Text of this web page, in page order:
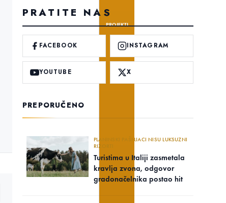
PROJEKTI
PRATITE NAS
FACEBOOK INSTAGRAM
YOUTUBE X
PREPORUČENO
PLANINSKI PAŠNJACI NISU LUKSUZNI
RIZORTI
Turistima u Italiji zasmetala
kravlja zvona, odgovor
gradonačelnika postao hit